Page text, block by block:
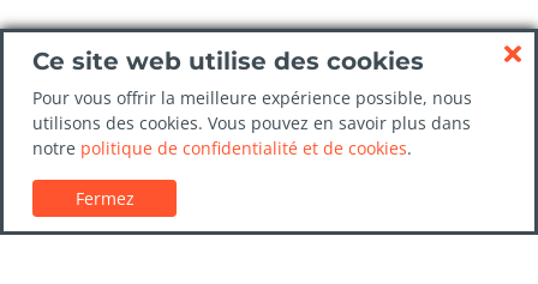
Ce site web utilise des cookies
Pour vous offrir la meilleure expérience possible, nous
utilisons des cookies. Vous pouvez en savoir plus dans
notre politique de confidentialité et de cookies.
Fermez